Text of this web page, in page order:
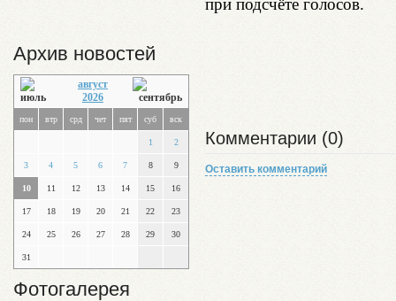
Архив новостей
август
2026
пон втр срд чет пят суб вск
1 2
3 4 5 6 7 8 9
10 11 12 13 14 15 16
17 18 19 20 21 22 23
24 25 26 27 28 29 30
31
Фотогалерея
при подсчёте голосов.
Комментарии (0)
Оставить комментарий